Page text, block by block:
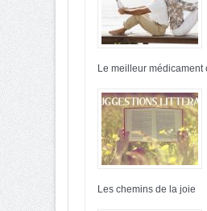
Le meilleur médicament
Les chemins de la joie